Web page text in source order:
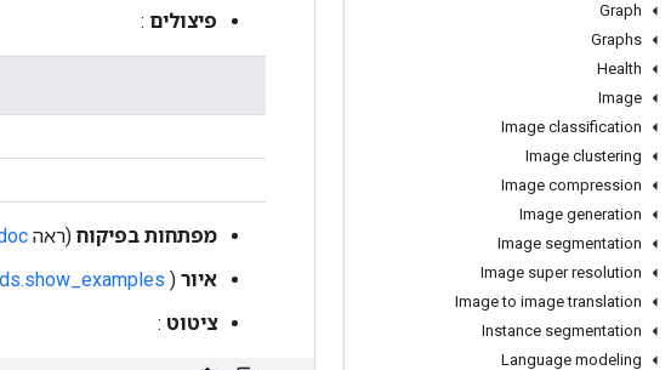
Graph
Graphs
Health
Image
Image classification
Image clustering
Image compression
Image generation
Image segmentation
Image super resolution
Image to image translation
Instance segmentation
Language modeling
פיצולים :
מפתחות בפיקוח (ראה
איור (
ציטוט :